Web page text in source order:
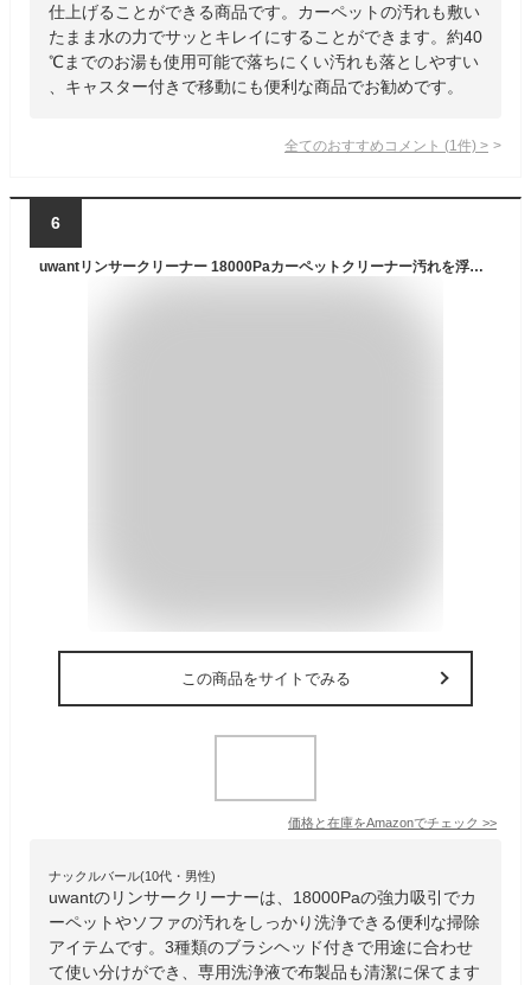
仕上げることができる商品です。カーペットの汚れも敷い
たまま水の力でサッとキレイにすることができます。約40
℃までのお湯も使用可能で落ちにくい汚れも落としやすい
、キャスター付きで移動にも便利な商品でお勧めです。
全てのおすすめコメント (1 件) >
6
uwantリンサークリーナー 18000Paカーペットクリーナー汚れを浮かせて強力吸引 3つのプロ仕様のブラシヘッド+布製品専用洗浄液 スチームクリーナー 2600ml 2-in-1大容量水タンク車用掃除機 マットレス/ペット用シート/車内/ソファ/ぬいぐるみ/カーペット/掃除用品1年保証 交換のみ・修理なしSet of 1
この商品をサイトでみる
価格と在庫をAmazonでチェック >>
ナックルバール(10代・男性)
uwantのリンサークリーナーは、18000Paの強力吸引でカ
ーペットやソファの汚れをしっかり洗浄できる便利な掃除
アイテムです。3種類のブラシヘッド付きで用途に合わせ
て使い分けができ、専用洗浄液で布製品も清潔に保てます